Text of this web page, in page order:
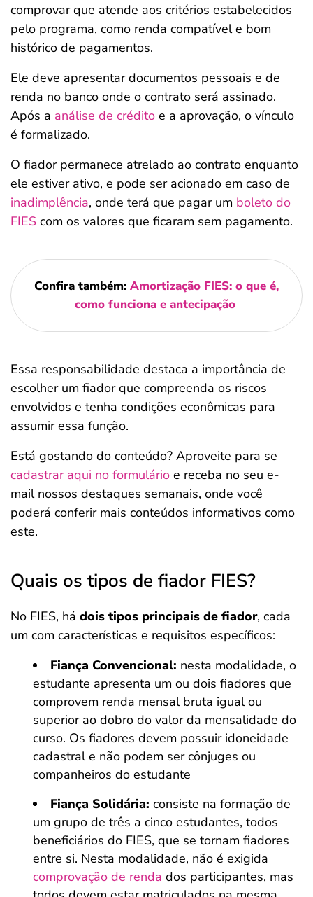
comprovar que atende aos critérios estabelecidos
pelo programa, como renda compatível e bom
histórico de pagamentos.
Ele deve apresentar documentos pessoais e de
renda no banco onde o contrato será assinado.
Após a análise de crédito e a aprovação, o vínculo
é formalizado.
O fiador permanece atrelado ao contrato enquanto
ele estiver ativo, e pode ser acionado em caso de
inadimplência, onde terá que pagar um boleto do
FIES com os valores que ficaram sem pagamento.
Confira também: Amortização FIES: o que é,
como funciona e antecipação
Essa responsabilidade destaca a importância de
escolher um fiador que compreenda os riscos
envolvidos e tenha condições econômicas para
assumir essa função.
Está gostando do conteúdo? Aproveite para se
cadastrar aqui no formulário e receba no seu e-
mail nossos destaques semanais, onde você
poderá conferir mais conteúdos informativos como
este.
Quais os tipos de fiador FIES?
No FIES, há dois tipos principais de fiador, cada
um com características e requisitos específicos:
Fiança Convencional: nesta modalidade, o
estudante apresenta um ou dois fiadores que
comprovem renda mensal bruta igual ou
superior ao dobro do valor da mensalidade do
curso. Os fiadores devem possuir idoneidade
cadastral e não podem ser cônjuges ou
companheiros do estudante
Fiança Solidária: consiste na formação de
um grupo de três a cinco estudantes, todos
beneficiários do FIES, que se tornam fiadores
entre si. Nesta modalidade, não é exigida
comprovação de renda dos participantes, mas